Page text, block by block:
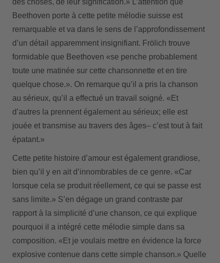
des choses, de leur signification.» L’attention que
Beethoven porte à cette petite mélodie suisse est
remarquable et va dans le sens de l’approfondissement
d’un détail apparemment insignifiant. Frölich trouve
formidable que Beethoven «se penche probablement
toute une matinée sur cette chansonnette et en tire
quelque chose.». On remarque qu’il a pris la chanson
au sérieux, qu’il a effectué un travail soigné. «Et
d’autres la prennent également au sérieux; elle est
jouée et transmise au travers des âges– c’est tout à fait
épatant.»
Cette petite histoire d’amour est également grandiose,
bien qu’il y en ait d’innombrables de ce genre. «Car
lorsque cela se produit réellement, ce qui se passe est
sans limite.» S’en dégage un grand contraste par
rapport à la simplicité d’une chanson, ce qui explique
pourquoi il a intégré cette mélodie simple dans sa
composition. «Et je voulais mettre en évidence la force
explosive contenue dans cette simple chanson.» Quelle